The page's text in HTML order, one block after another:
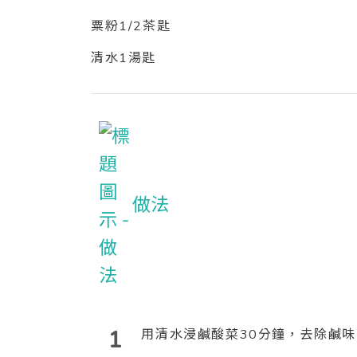
粟粉1/2茶匙
清水1湯匙
做法
1
用清水浸鹹酸菜30分鐘，去除鹹